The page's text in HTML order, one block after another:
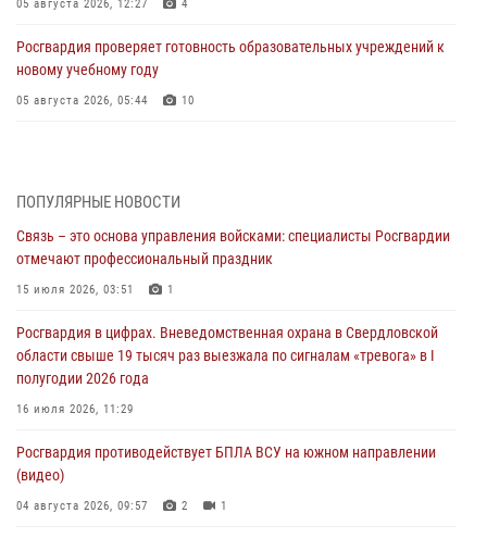
05 августа 2026, 12:27 4
Росгвардия проверяет готовность образовательных учреждений к
новому учебному году
05 августа 2026, 05:44 10
04 августа 2026, 09:57 2
Росгвардия приняла участие в обеспечении безопасности Дня
города в Екатеринбурге
03 августа 2026, 07:43
Росгвардия приняла участие в межведомственном
антитеррористическом учении в Свердловской области
31 июля 2026, 12:27
направлении
31 июля 2026, 06:56
ПОПУЛЯРНЫЕ НОВОСТИ
Связь – это основа управления войсками: специалисты Росгвардии
отмечают профессиональный праздник
15 июля 2026, 03:51 1
Росгвардия в цифрах. Вневедомственная охрана в Свердловской
области свыше 19 тысяч раз выезжала по сигналам «тревога» в I
полугодии 2026 года
16 июля 2026, 11:29
Росгвардия противодействует БПЛА ВСУ на южном направлении
(видео)
04 августа 2026, 09:57 2 1